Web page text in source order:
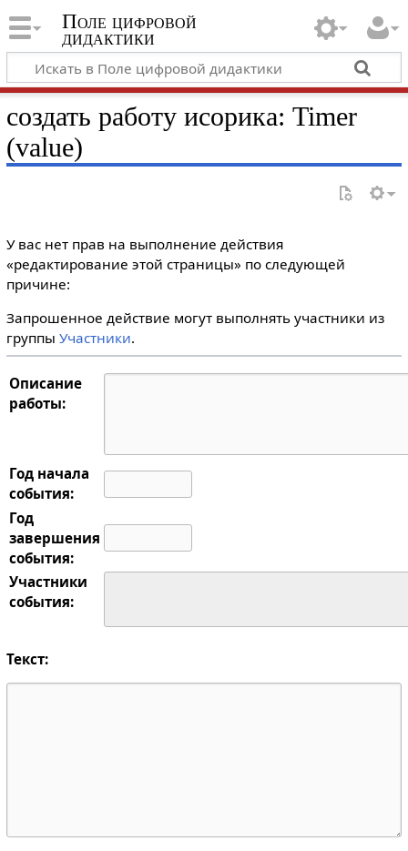
Поле цифровой
дидактики
создать работу исорика: Timer
(value)
У вас нет прав на выполнение действия
«редактирование этой страницы» по следующей
причине:
Запрошенное действие могут выполнять участники из
группы Участники.
Описание
работы:
Год начала
события:
Год
завершения
события:
Участники
события:
Текст: